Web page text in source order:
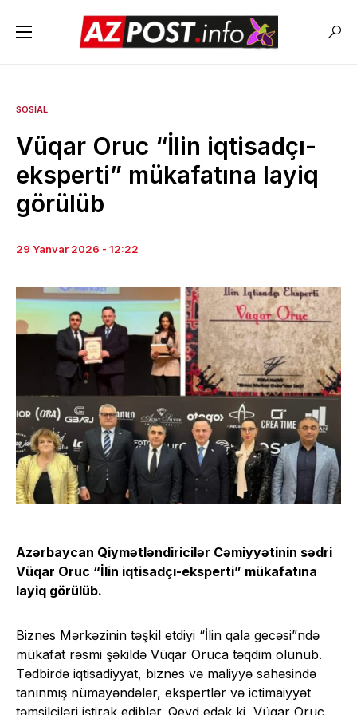
SOSIAL
Vüqar Oruc “İlin iqtisadçı-
eksperti” mükafatına layiq
görülüb
29 Yanvar 2026 - 12:22
Azərbaycan Qiymətləndiricilər Cəmiyyətinin sədri
Vüqar Oruc “İlin iqtisadçı-eksperti” mükafatına
layiq görülüb.
Biznes Mərkəzinin təşkil etdiyi “İlin qala gecəsi”ndə
mükafat rəsmi şəkildə Vüqar Oruca təqdim olunub.
Tədbirdə iqtisadiyyat, biznes və maliyyə sahəsində
tanınmış nümayəndələr, ekspertlər və ictimaiyyət